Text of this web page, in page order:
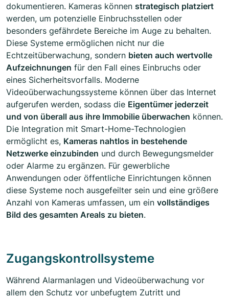
dokumentieren. Kameras können strategisch platziert
werden, um potenzielle Einbruchsstellen oder
besonders gefährdete Bereiche im Auge zu behalten.
Diese Systeme ermöglichen nicht nur die
Echtzeitüberwachung, sondern bieten auch wertvolle
Aufzeichnungen für den Fall eines Einbruchs oder
eines Sicherheitsvorfalls. Moderne
Videoüberwachungssysteme können über das Internet
aufgerufen werden, sodass die Eigentümer jederzeit
und von überall aus ihre Immobilie überwachen können.
Die Integration mit Smart-Home-Technologien
ermöglicht es, Kameras nahtlos in bestehende
Netzwerke einzubinden und durch Bewegungsmelder
oder Alarme zu ergänzen. Für gewerbliche
Anwendungen oder öffentliche Einrichtungen können
diese Systeme noch ausgefeilter sein und eine größere
Anzahl von Kameras umfassen, um ein vollständiges
Bild des gesamten Areals zu bieten.
Zugangskontrollsysteme
Während Alarmanlagen und Videoüberwachung vor
allem den Schutz vor unbefugtem Zutritt und